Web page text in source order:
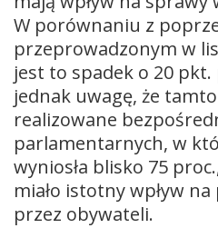
W porównaniu z
przeprowadzonym w
jest to spadek o 20 pkt.
jednak uwagę, że
realizowane
parlamentarnych, w
wyniosła blisko 75
miało istotny wpływ
przez obywateli.